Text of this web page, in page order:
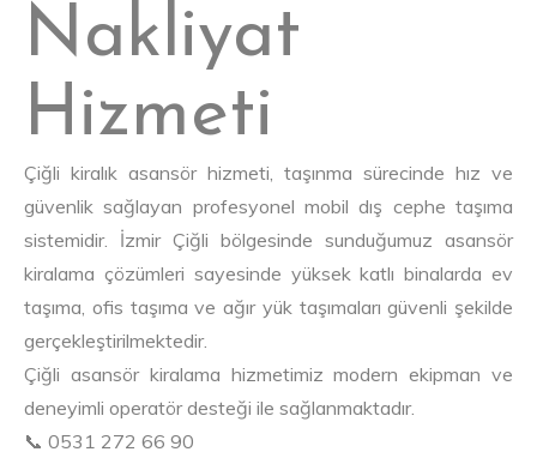
Nakliyat
Hizmeti
Çiğli kiralık asansör hizmeti, taşınma sürecinde hız ve
güvenlik sağlayan profesyonel mobil dış cephe taşıma
sistemidir. İzmir Çiğli bölgesinde sunduğumuz asansör
kiralama çözümleri sayesinde yüksek katlı binalarda ev
taşıma, ofis taşıma ve ağır yük taşımaları güvenli şekilde
gerçekleştirilmektedir.
Çiğli asansör kiralama hizmetimiz modern ekipman ve
deneyimli operatör desteği ile sağlanmaktadır.
📞 0531 272 66 90